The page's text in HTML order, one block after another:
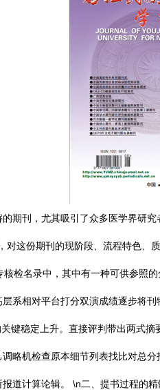
期刊，尤其吸引了众多医学界
这份期刊的现阶段、流程特色
检名录中，其中有一种可供参照
系相对平台打分双演成绩逐步将
键稳定上升。直接评判带出两
略机检查原本细节列表找比对总
道计算论辑。 \n二、提书过程的